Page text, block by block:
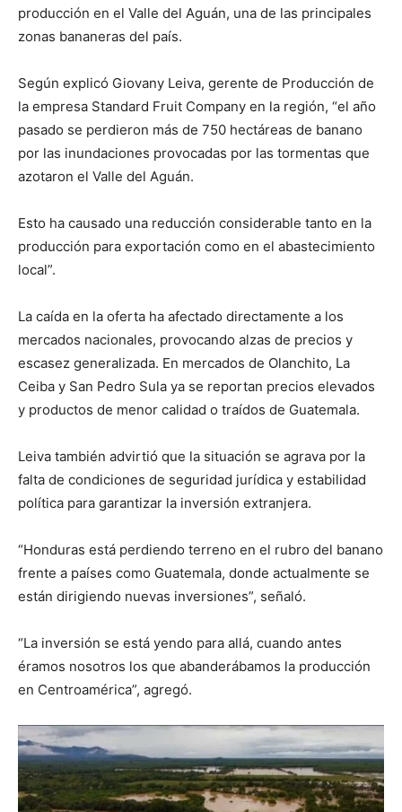
producción en el Valle del Aguán, una de las principales
zonas bananeras del país.
Según explicó Giovany Leiva, gerente de Producción de
la empresa Standard Fruit Company en la región, “el año
pasado se perdieron más de 750 hectáreas de banano
por las inundaciones provocadas por las tormentas que
azotaron el Valle del Aguán.
Esto ha causado una reducción considerable tanto en la
producción para exportación como en el abastecimiento
local”.
La caída en la oferta ha afectado directamente a los
mercados nacionales, provocando alzas de precios y
escasez generalizada. En mercados de Olanchito, La
Ceiba y San Pedro Sula ya se reportan precios elevados
y productos de menor calidad o traídos de Guatemala.
Leiva también advirtió que la situación se agrava por la
falta de condiciones de seguridad jurídica y estabilidad
política para garantizar la inversión extranjera.
“Honduras está perdiendo terreno en el rubro del banano
frente a países como Guatemala, donde actualmente se
están dirigiendo nuevas inversiones”, señaló.
“La inversión se está yendo para allá, cuando antes
éramos nosotros los que abanderábamos la producción
en Centroamérica”, agregó.